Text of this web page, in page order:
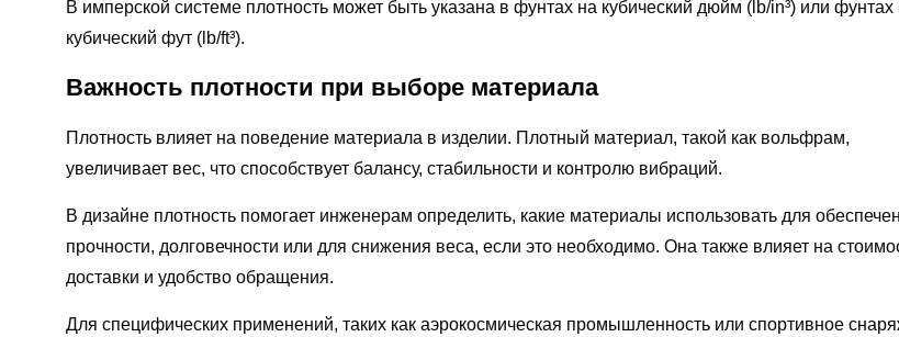
В имперской системе плотность может быть указана в фунтах на кубический дюйм (lb/in³) или фунтах
кубический фут (lb/ft³).
Важность плотности при выборе материала
Плотность влияет на поведение материала в изделии. Плотный материал, такой как вольфрам,
увеличивает вес, что способствует балансу, стабильности и контролю вибраций.
В дизайне плотность помогает инженерам определить, какие материалы использовать для
прочности, долговечности или для снижения веса, если это необходимо. Она также влияет на
доставки и удобство обращения.
Для специфических применений, таких как аэрокосмическая промышленность или спортивное